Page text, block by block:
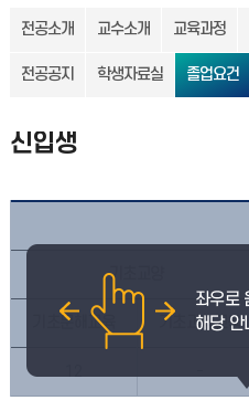
전공소개 교수소개 교육과정
전공공지 학생자료실 졸업요건
신입생
기초교양
기초문해교육
기초과학교육